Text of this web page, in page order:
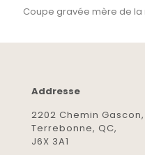
Coupe gravée mère de
Addresse
2202 Chemin Gascon,
Terrebonne, QC,
J6X 3A1